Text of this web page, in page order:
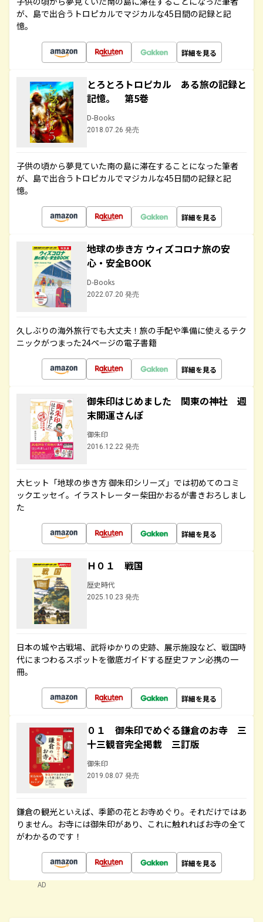
が、島で出合うトロピカルでマジカルな45日間の記録と記
憶。
詳細を見る
とろとろトロピカル ある旅の記録と
記憶。 第5巻
D-Books
2018.07.26 発売
子供の頃から夢見ていた南の島に滞在することになった筆者
が、島で出合うトロピカルでマジカルな45日間の記録と記
憶。
詳細を見る
地球の歩き方 ウィズコロナ旅の安
心・安全BOOK
D-Books
2022.07.20 発売
久しぶりの海外旅行でも大丈夫！旅の手配や準備に使えるテク
ニックがつまった24ページの電子書籍
詳細を見る
御朱印はじめました 関東の神社 週
末開運さんぽ
御朱印
2016.12.22 発売
大ヒット「地球の歩き方 御朱印シリーズ」では初めてのコミ
ックエッセイ。イラストレーター柴田かおるが書きおろしまし
た
詳細を見る
Ｈ０１ 戦国
歴史時代
2025.10.23 発売
日本の城や古戦場、武将ゆかりの史跡、展示施設など、戦国時
代にまつわるスポットを徹底ガイドする歴史ファン必携の一
冊。
詳細を見る
０１ 御朱印でめぐる鎌倉のお寺 三
十三観音完全掲載 三訂版
御朱印
2019.08.07 発売
鎌倉の観光といえば、季節の花とお寺めぐり。それだけではあ
りません。お寺には御朱印があり、これに触れればお寺の全て
がわかるのです！
詳細を見る
AD